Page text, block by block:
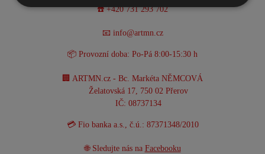
☎️ +420 731 293 702
📧 info@artmn.cz
📦 Provozní doba: Po-Pá 8:00-15:30 h
🏢 ARTMN.cz - Bc. Markéta NĚMCOVÁ
Želatovská 17, 750 02 Přerov
IČ: 08737134
💳 Fio banka a.s., č.ú.: 87371348/2010
🌐 Sledujte nás na Facebooku